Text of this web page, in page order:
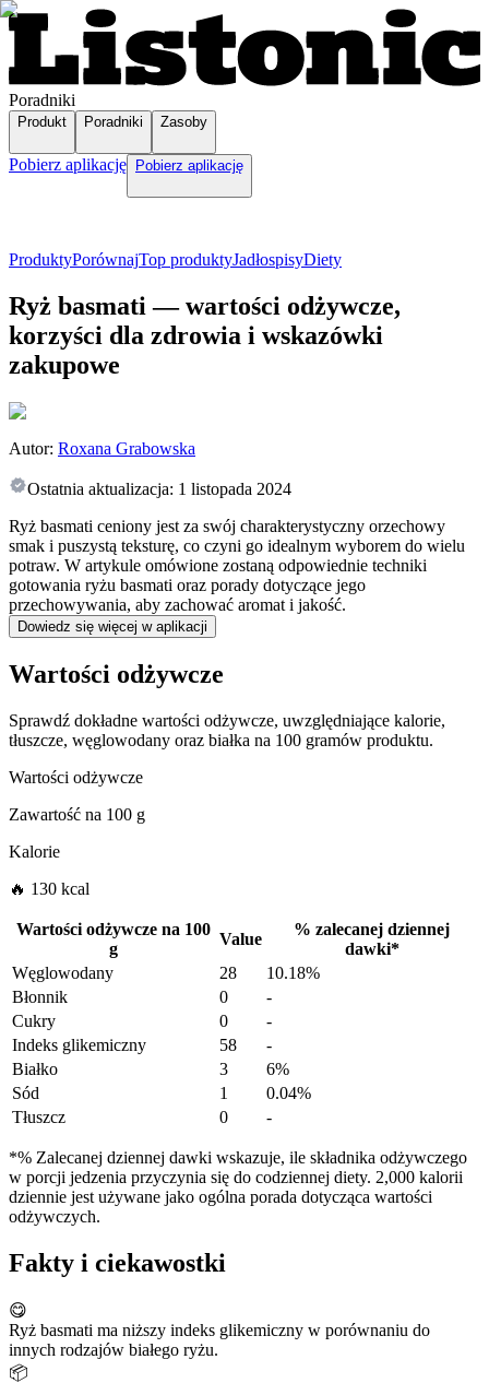
Poradniki
Produkt Poradniki Zasoby
Pobierz aplikację Pobierz aplikację
ProduktyPorównajTop produktyJadłospisyDiety
Ryż basmati — wartości odżywcze,
korzyści dla zdrowia i wskazówki
zakupowe
Autor: Roxana Grabowska
Ostatnia aktualizacja: 1 listopada 2024
Ryż basmati ceniony jest za swój charakterystyczny orzechowy
smak i puszystą teksturę, co czyni go idealnym wyborem do wielu
potraw. W artykule omówione zostaną odpowiednie techniki
gotowania ryżu basmati oraz porady dotyczące jego
przechowywania, aby zachować aromat i jakość.
Dowiedz się więcej w aplikacji
Wartości odżywcze
Sprawdź dokładne wartości odżywcze, uwzględniające kalorie,
tłuszcze, węglowodany oraz białka na 100 gramów produktu.
Wartości odżywcze
Zawartość na 100 g
Kalorie
🔥 130 kcal
Wartości odżywcze na 100
g
Value
% zalecanej dziennej
dawki*
Węglowodany
28
10.18%
Błonnik
0
-
Cukry
0
-
Indeks glikemiczny
58
-
Białko
3
6%
Sód
1
0.04%
Tłuszcz
0 -
*% Zalecanej dziennej dawki wskazuje, ile składnika odżywczego
w porcji jedzenia przyczynia się do codziennej diety. 2,000 kalorii
dziennie jest używane jako ogólna porada dotycząca wartości
odżywczych.
Fakty i ciekawostki
😋
Ryż basmati ma niższy indeks glikemiczny w porównaniu do
innych rodzajów białego ryżu.
📦